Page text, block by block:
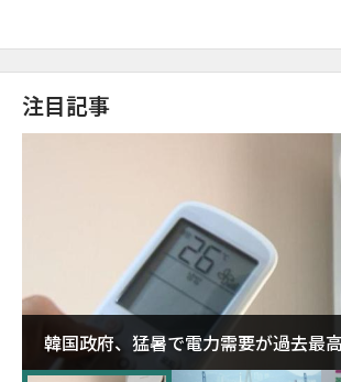
注目記事
韓国政府、猛暑で電力需要が過去最